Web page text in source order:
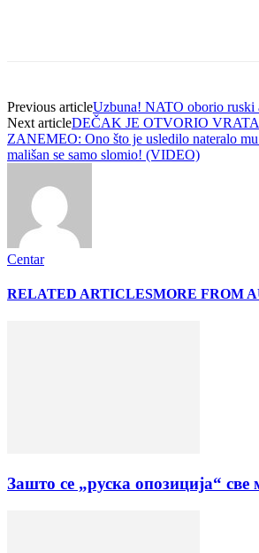
Previous articleUzbuna! NATO oborio ruski
Next articleDEČAK JE OTVORIO
ZANEMEO: Ono što je usledilo nateralo
mališan se samo slomio! (VIDEO)
Centar
RELATED ARTICLESMORE FROM
Зашто се „руска опозиција“